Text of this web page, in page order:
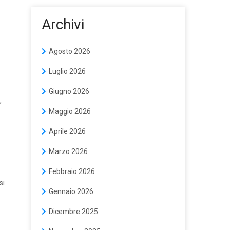
Archivi
Agosto 2026
Luglio 2026
Giugno 2026
Maggio 2026
Aprile 2026
Marzo 2026
Febbraio 2026
Gennaio 2026
Dicembre 2025